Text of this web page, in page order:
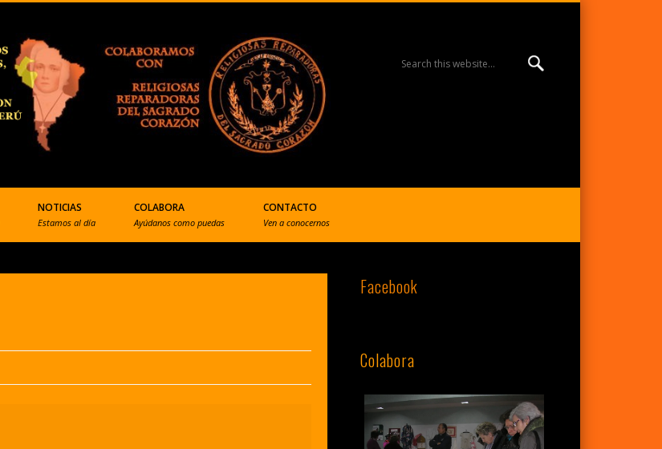
MISIÓN ESPERANZA
BURGOS | R. Reparadoras
del S. Corazón
NOTICIAS
Estamos al día
COLABORA
Ayúdanos como puedas
CONTACTO
Ven a conocernos
Facebook
Colabora